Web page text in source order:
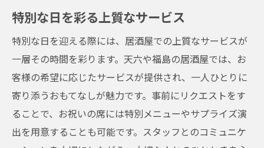
特別な日を彩る上質なサービス
特別な日を迎える際には、居酒屋での上質なサービスが
一層その時間を彩ります。天六や福島の居酒屋では、お
客様の希望に応じたサービスが提供され、一人ひとりに
寄り添うおもてなしが魅力です。事前にリクエストをす
ることで、お祝いの席には特別メニューやサプライズ演
出を用意することも可能です。スタッフとのコミュニケ